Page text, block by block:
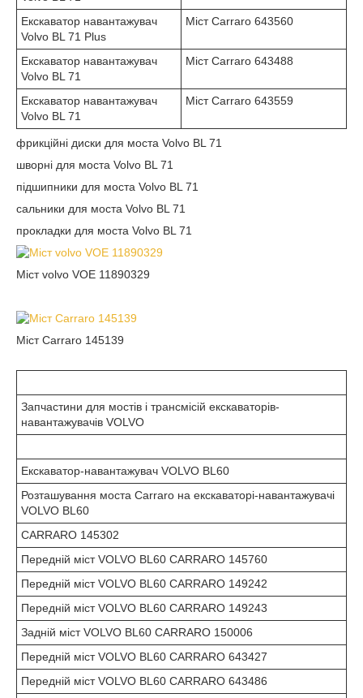
Екскаватор навантажувач
Volvo BL 71 Plus
Міст Carraro 643560
Екскаватор навантажувач
Volvo BL 71
Міст Carraro 643488
Екскаватор навантажувач
Volvo BL 71
Міст Carraro 643559
фрикційні диски для моста Volvo BL 71
шворні для моста Volvo BL 71
підшипники для моста Volvo BL 71
сальники для моста Volvo BL 71
прокладки для моста Volvo BL 71
Міст volvo VOE 11890329
Міст Carraro 145139
Запчастини для мостів і трансмісій екскаваторів-
навантажувачів VOLVO
Екскаватор-навантажувач VOLVO BL60
Розташування моста Carraro на екскаваторі-навантажувачі
VOLVO BL60
CARRARO 145302
Передній міст VOLVO BL60 CARRARO 145760
Передній міст VOLVO BL60 CARRARO 149242
Передній міст VOLVO BL60 CARRARO 149243
Задній міст VOLVO BL60 CARRARO 150006
Передній міст VOLVO BL60 CARRARO 643427
Передній міст VOLVO BL60 CARRARO 643486